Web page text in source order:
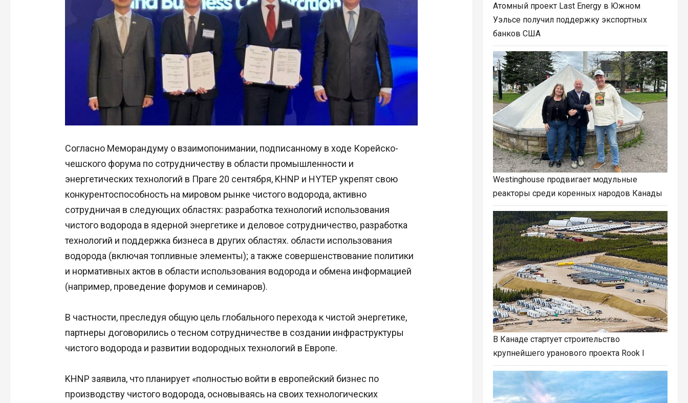
Согласно Меморандуму о взаимопонимании, подписанному в ходе Корейско-
чешского форума по сотрудничеству в области промышленности и
энергетических технологий в Праге 20 сентября, KHNP и HYTEP укрепят свою
конкурентоспособность на мировом рынке чистого водорода, активно
сотрудничая в следующих областях: разработка технологий использования
чистого водорода в ядерной энергетике и деловое сотрудничество, разработка
технологий и поддержка бизнеса в других областях. области использования
водорода (включая топливные элементы); а также совершенствование политики
и нормативных актов в области использования водорода и обмена информацией
(например, проведение форумов и семинаров).
В частности, преследуя общую цель глобального перехода к чистой энергетике,
партнеры договорились о тесном сотрудничестве в создании инфраструктуры
чистого водорода и развитии водородных технологий в Европе.
KHNP заявила, что планирует «полностью войти в европейский бизнес по
производству чистого водорода, основываясь на своих технологических
Атомный проект Last Energy в Южном
Уэльсе получил поддержку экспортных
банков США
Westinghouse продвигает модульные
реакторы среди коренных народов Канады
В Канаде стартует строительство
крупнейшего уранового проекта Rook I